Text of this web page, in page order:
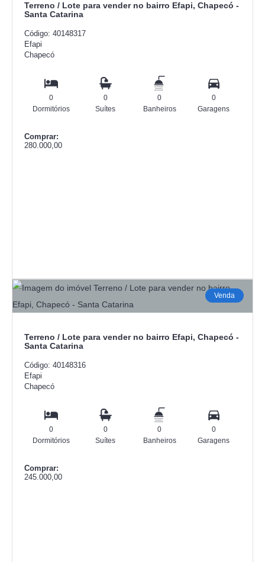
Terreno / Lote para vender no bairro Efapi, Chapecó -
Santa Catarina
Código: 40148317
Efapi
Chapecó
0
Dormitórios
0
Suítes
0
Banheiros
0
Garagens
Comprar:
280.000,00
Venda
Terreno / Lote para vender no bairro Efapi, Chapecó -
Santa Catarina
Código: 40148316
Efapi
Chapecó
0
Dormitórios
0
Suítes
0
Banheiros
0
Garagens
Comprar:
245.000,00